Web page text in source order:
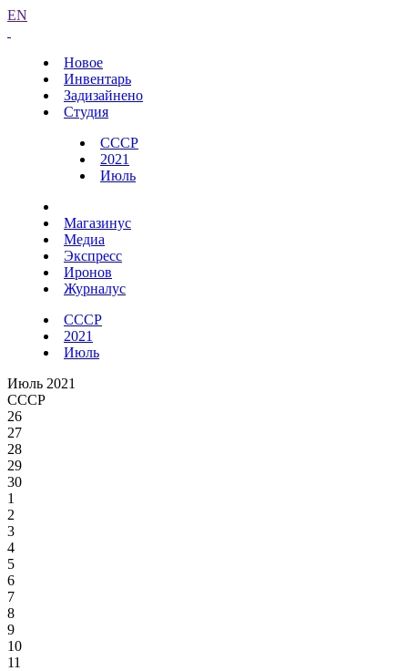
EN
Новое
Инвентарь
Задизайнено
Студия
СССР
2021
Июль
Магазинус
Медиа
Экспресс
Иронов
Журналус
СССР
2021
Июль
Июль 2021
СССР
26
27
28
29
30
1
2
3
4
5
6
7
8
9
10
11